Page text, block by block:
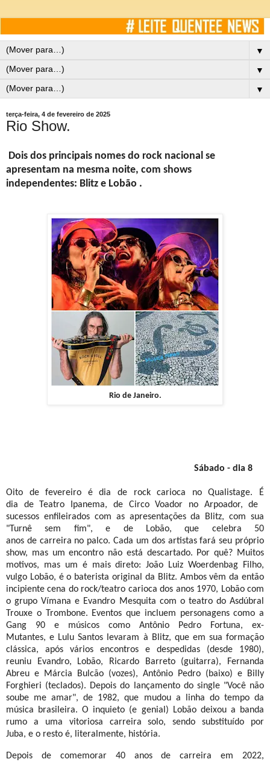
▼
▼
▼
terça-feira, 4 de fevereiro de 2025
Rio Show.
Dois dos principais nomes do rock nacional se
apresentam na mesma noite, com shows
independentes: Blitz e Lobão .
Rio de Janeiro.
Sábado - dia 8
Oito de fevereiro é dia de rock carioca no Qualistage. É
dia de Teatro Ipanema, de Circo Voador no Arpoador, de
sucessos enfileirados com as apresentações da Blitz, com sua
"Turnê sem fim", e de Lobão, que celebra 50
anos de carreira no palco. Cada um dos artistas fará seu próprio
show, mas um encontro não está descartado. Por quê? Muitos
motivos, mas um é mais direto: João Luiz Woerdenbag Filho,
vulgo Lobão, é o baterista original da Blitz. Ambos vêm da então
incipiente cena do rock/teatro carioca dos anos 1970, Lobão com
o grupo Vímana e Evandro Mesquita com o teatro do Asdúbral
Trouxe o Trombone. Eventos que incluem personagens como a
Gang 90 e músicos como Antônio Pedro Fortuna, ex-
Mutantes, e Lulu Santos levaram à Blitz, que em sua formação
clássica, após vários encontros e despedidas (desde 1980),
reuniu Evandro, Lobão, Ricardo Barreto (guitarra), Fernanda
Abreu e Márcia Bulcão (vozes), Antônio Pedro (baixo) e Billy
Forghieri (teclados). Depois do lançamento do single "Você não
soube me amar", de 1982, que mudou a linha do tempo da
música brasileira. O inquieto (e genial) Lobão deixou a banda
rumo a uma vitoriosa carreira solo, sendo substituído por
Juba, e o resto é, literalmente, história.
Depois de comemorar 40 anos de carreira em 2022,